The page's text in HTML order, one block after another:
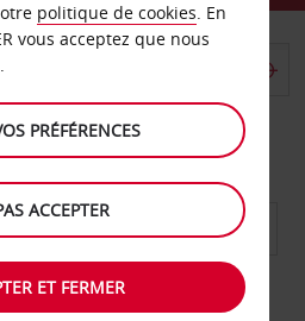
agence de retour
DATE DE RETOUR
politique de cookies. En
vous acceptez que nous
PRÉFÉRENCES
ACCEPTER
ET FERMER